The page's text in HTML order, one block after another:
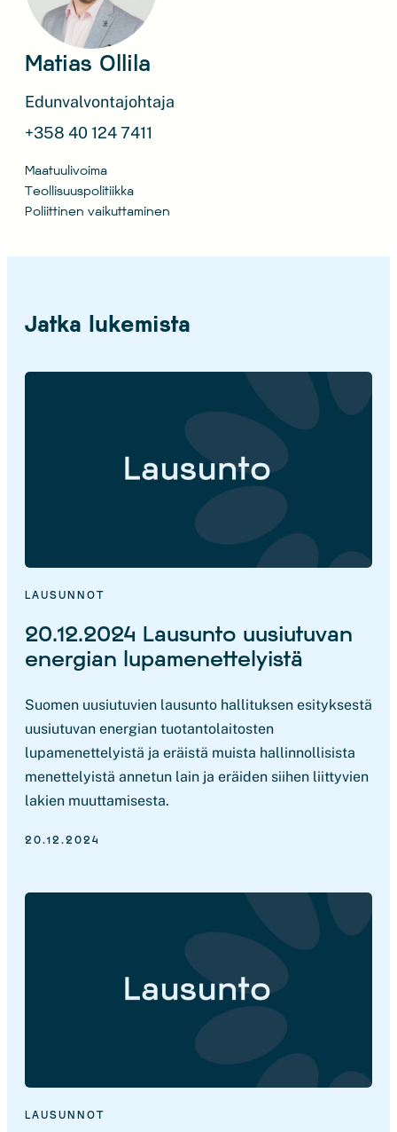
Matias Ollila
Edunvalvontajohtaja
+358 40 124 7411
Maatuulivoima
Teollisuuspolitiikka
Poliittinen vaikuttaminen
Jatka lukemista
LAUSUNNOT
20.12.2024 Lausunto uusiutuvan
energian lupamenettelyistä
Suomen uusiutuvien lausunto hallituksen esityksestä
uusiutuvan energian tuotantolaitosten
lupamenettelyistä ja eräistä muista hallinnollisista
menettelyistä annetun lain ja eräiden siihen liittyvien
lakien muuttamisesta.
20.12.2024
LAUSUNNOT